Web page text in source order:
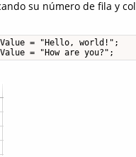
su número de fila y
= "Hello, world!";
= "How are you?";